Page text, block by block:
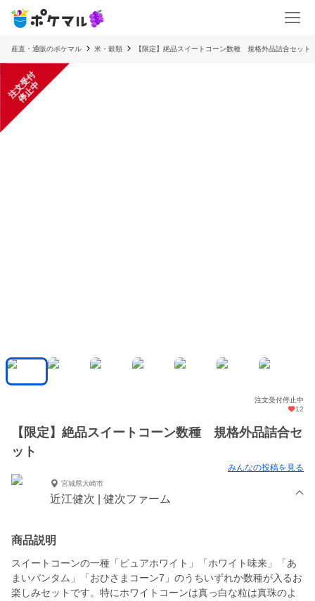
産直・通販のポケマル 米・穀類 【限定】絶品スイートコーン数種 規格外品詰合セット
注
文
受
付
停
止
中
注文受付停止中
12
【限定】絶品スイートコーン数種 規格外品詰合セ
ット
みんなの投稿を見る
宮城県大崎市
近江健次 | 健次ファーム
商品説明
スイートコーンの一種「ピュアホワイト」「ホワイト味来」「あ
まいバンタム」「おひさまコーン7」のうちいずれか数種が入るお
楽しみセットです。特にホワイトコーンは真っ白な粒は真珠のよ